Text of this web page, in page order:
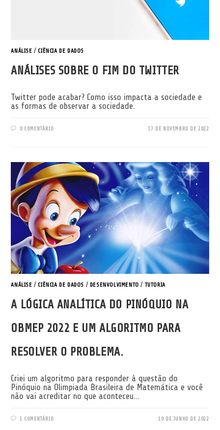
ANÁLISE /CIÊNCIA DE DADOS
ANÁLISES SOBRE O FIM DO TWITTER
Twitter pode acabar? Como isso impacta a sociedade e
as formas de observar a sociedade.
0 COMENTÁRIO 17 DE NOVEMBRO DE 2022
ANÁLISE /CIÊNCIA DE DADOS / DESENVOLVIMENTO / TUTORIA
A LÓGICA ANALÍTICA DO PINÓQUIO NA
OBMEP 2022 E UM ALGORITMO PARA
RESOLVER O PROBLEMA.
Criei um algoritmo para responder à questão do
Pinóquio na Olimpiada Brasileira de Matemática e você
não vai acreditar no que aconteceu...
1 COMENTÁRIO 10 DE JUNHO DE 2022